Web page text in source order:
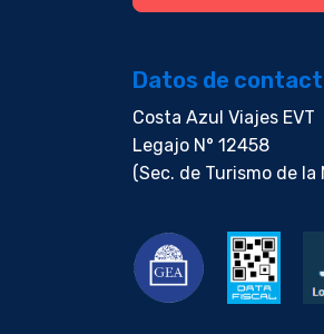
Datos de
Costa Azul Viajes EVT
Legajo N° 12458
(Sec. de Turismo de la